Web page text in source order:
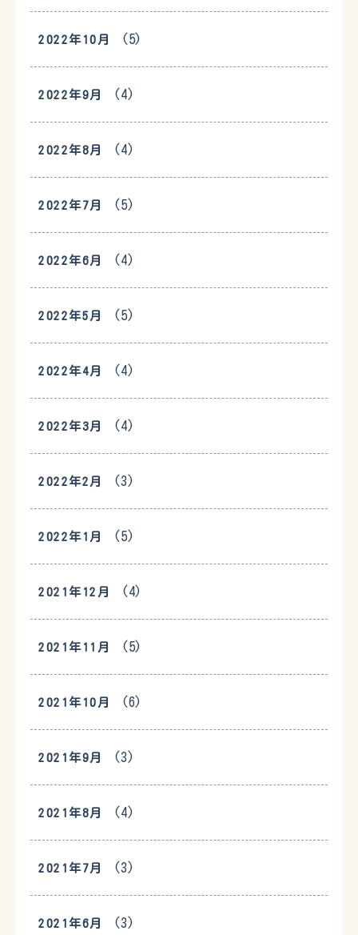
2022年10月 (5)
2022年9月 (4)
2022年8月 (4)
2022年7月 (5)
2022年6月 (4)
2022年5月 (5)
2022年4月 (4)
2022年3月 (4)
2022年2月 (3)
2022年1月 (5)
2021年12月 (4)
2021年11月 (5)
2021年10月 (6)
2021年9月 (3)
2021年8月 (4)
2021年7月 (3)
2021年6月 (3)